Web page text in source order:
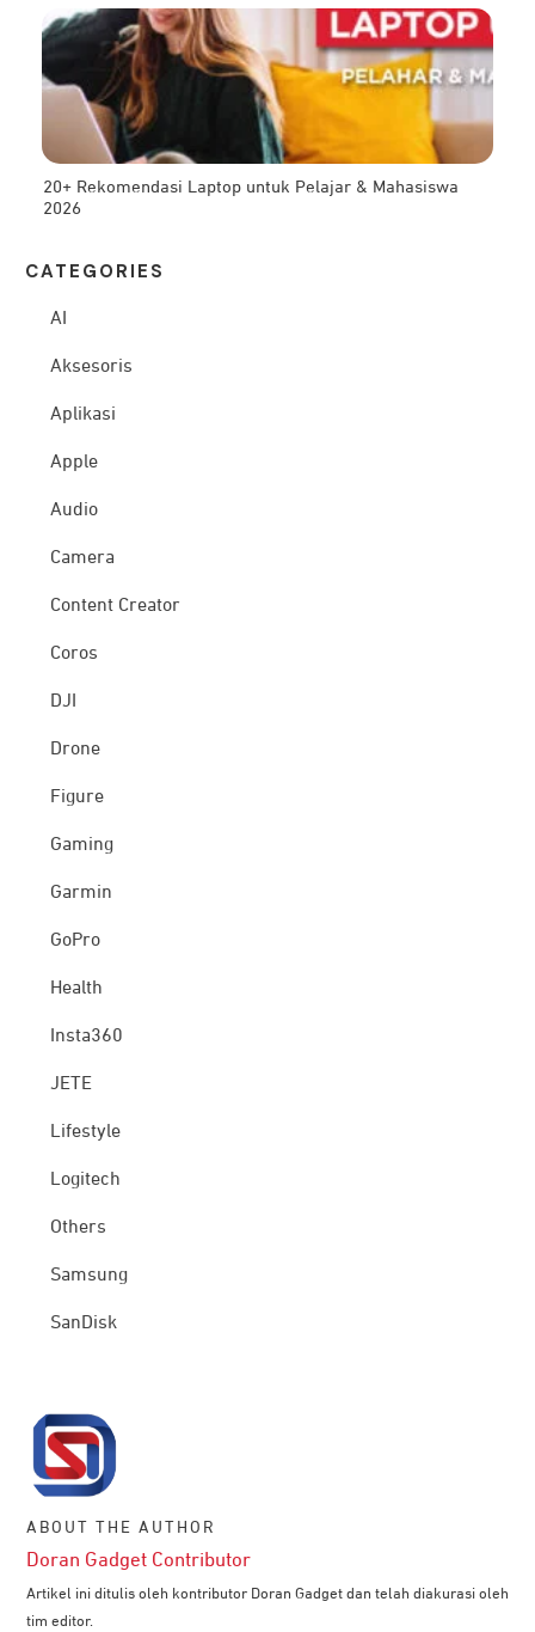
20+ Rekomendasi Laptop untuk Pelajar & Mahasiswa
2026
CATEG ORIES
AI
Aksesoris
Aplikasi
Apple
Audio
Camera
Content Creator
Coros
DJI
Drone
Figure
Gaming
Garmin
GoPro
Health
Insta360
JETE
Lifestyle
Logitech
Others
Samsung
SanDisk
ABOUT THE AUTHOR
Doran Gadget Contributor
Artikel ini ditulis oleh kontributor Doran Gadget dan telah diakurasi oleh
tim editor.